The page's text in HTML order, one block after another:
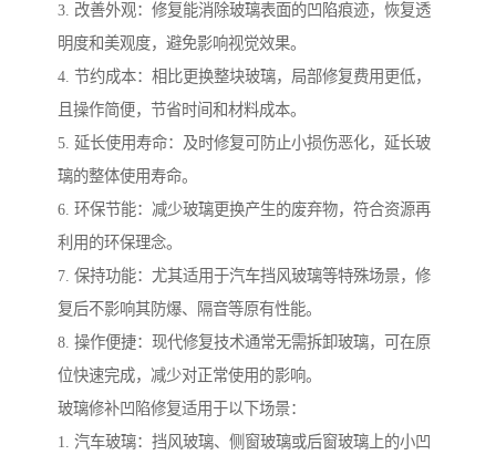
3. 改善外观：修复能消除玻璃表面的凹陷痕迹，恢复透
明度和美观度，避免影响视觉效果。
4. 节约成本：相比更换整块玻璃，局部修复费用更低，
且操作简便，节省时间和材料成本。
5. 延长使用寿命：及时修复可防止小损伤恶化，延长玻
璃的整体使用寿命。
6. 环保节能：减少玻璃更换产生的废弃物，符合资源再
利用的环保理念。
7. 保持功能：尤其适用于汽车挡风玻璃等特殊场景，修
复后不影响其防爆、隔音等原有性能。
8. 操作便捷：现代修复技术通常无需拆卸玻璃，可在原
位快速完成，减少对正常使用的影响。
玻璃修补凹陷修复适用于以下场景：
1. 汽车玻璃：挡风玻璃、侧窗玻璃或后窗玻璃上的小凹